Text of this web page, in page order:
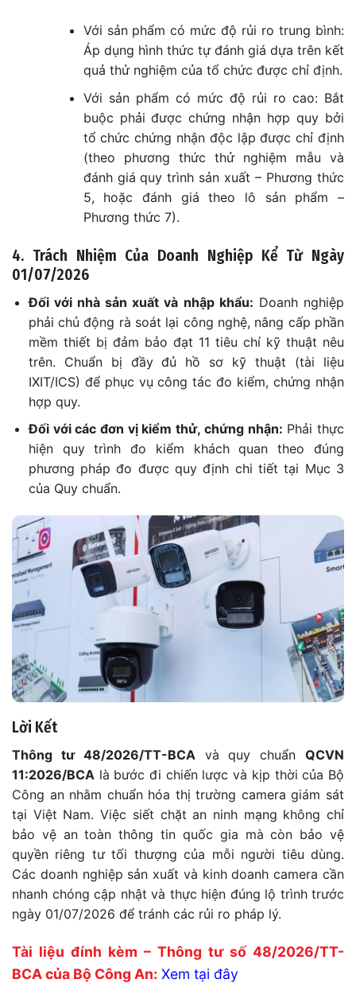
Với sản phẩm có mức độ rủi ro trung bình:
Áp dụng hình thức tự đánh giá dựa trên kết
quả thử nghiệm của tổ chức được chỉ định.
Với sản phẩm có mức độ rủi ro cao: Bắt
buộc phải được chứng nhận hợp quy bởi
tổ chức chứng nhận độc lập được chỉ định
(theo phương thức thử nghiệm mẫu và
đánh giá quy trình sản xuất – Phương thức
5, hoặc đánh giá theo lô sản phẩm –
Phương thức 7).
4. Trách Nhiệm Của Doanh Nghiệp Kể Từ Ngày
01/07/2026
Đối với nhà sản xuất và nhập khẩu: Doanh nghiệp
phải chủ động rà soát lại công nghệ, nâng cấp phần
mềm thiết bị đảm bảo đạt 11 tiêu chí kỹ thuật nêu
trên. Chuẩn bị đầy đủ hồ sơ kỹ thuật (tài liệu
IXIT/ICS) để phục vụ công tác đo kiểm, chứng nhận
hợp quy.
Đối với các đơn vị kiểm thử, chứng nhận: Phải thực
hiện quy trình đo kiểm khách quan theo đúng
phương pháp đo được quy định chi tiết tại Mục 3
của Quy chuẩn.
Lời Kết
Thông tư 48/2026/TT-BCA và quy chuẩnQCVN
11:2026/BCA là bước đi chiến lược và kịp thời của Bộ
Công an nhằm chuẩn hóa thị trường camera giám sát
tại Việt Nam. Việc siết chặt an ninh mạng không chỉ
bảo vệ an toàn thông tin quốc gia mà còn bảo vệ
quyền riêng tư tối thượng của mỗi người tiêu dùng.
Các doanh nghiệp sản xuất và kinh doanh camera cần
nhanh chóng cập nhật và thực hiện đúng lộ trình trước
ngày 01/07/2026 để tránh các rủi ro pháp lý.
Tài liệu đính kèm – Thông tư số 48/2026/TT-
BCA của Bộ Công An: Xem tại đây